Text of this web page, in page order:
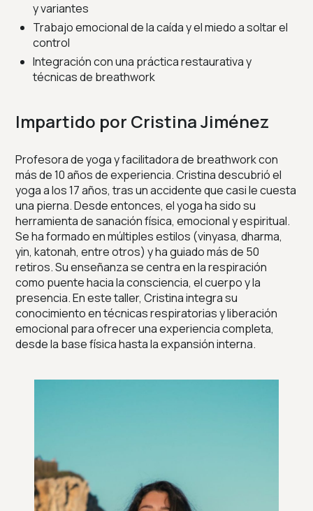
y variantes
Trabajo emocional de la caída y el miedo a soltar el
control
Integración con una práctica restaurativa y
técnicas de breathwork
Impartido por Cristina Jiménez
Profesora de yoga y facilitadora de breathwork con
más de 10 años de experiencia. Cristina descubrió el
yoga a los 17 años, tras un accidente que casi le cuesta
una pierna. Desde entonces, el yoga ha sido su
herramienta de sanación física, emocional y espiritual.
Se ha formado en múltiples estilos (vinyasa, dharma,
yin, katonah, entre otros) y ha guiado más de 50
retiros. Su enseñanza se centra en la respiración
como puente hacia la consciencia, el cuerpo y la
presencia. En este taller, Cristina integra su
conocimiento en técnicas respiratorias y liberación
emocional para ofrecer una experiencia completa,
desde la base física hasta la expansión interna.